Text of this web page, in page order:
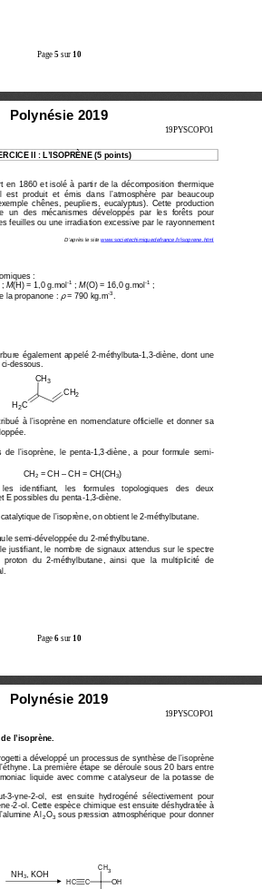
Page 5 sur 10
19PYSCOPO1
Page 6 sur 10
II : L’ISOPRÈNE (5 points)
en  1860  et  isolé  à  partir  de  la  décomposition  thermique
est  produit  et  émis  dans l’atmosphère  par  beaucoup
chênes,  peupliers,
eucalyptus).  Cette  production
un  des  mécanismes  développés  par  les  forêts  pour
feuilles ou une irradiation excessive par le rayonnement
D’après le site www.societechimiquedefrance.fr/isoprene.html
:
; M(H) = 1,0 g.mol -1 ; M(O) = 16,0 g.mol -1
;
la propanone :
ρ = 790 kg.m -3
également  appelé  2-méthylbuta-1,3-diène,  dont  une
dessous.
à  l’isoprène  en  nomenclature  officielle  et  donner  sa
de  l’isoprène,  le  penta-1,3-diène,  a  pour  formule  semi-
CH
2 = CH – CH = CH(CH 3)
identifiant,   les   formules   topologiques   des   deux
E possibles du penta-1,3-diène.
de l’isoprène, on obtient le 2-méthylbutane.
semi-développée du 2-méthylbutane.
justifiant,  le  nombre  de  signaux  attendus  sur  le  spectre
proton  du  2-méthylbutane,  ainsi  que  la  multiplicité  de
C
H2
CH2
CH3
Polynésie 2019
19PYSCOPO1
l’isoprène.
a développé un processus de synthèse de l’isoprène
La première étape se déroule sous 20 bars entre
liquide  avec  comme  c atalyseur  de  la  potasse  de
3-yne-2-ol,  est  ensuite hydrogéné  sélectivement  pour
2-ol. Cette espèce chimique est ensuite déshydratée à
Al
2O3 sous pression atmosphérique pour donner
C
CH3
OH
NH 3, KOH
Polynésie 2019